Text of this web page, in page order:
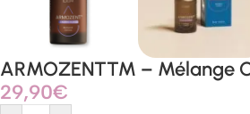
ARMOZENT™ – Mélange
29,90€